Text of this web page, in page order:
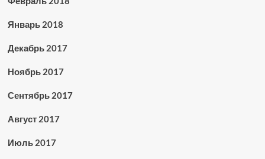
Январь 2018
Декабрь 2017
Ноябрь 2017
Сентябрь 2017
Август 2017
Июль 2017